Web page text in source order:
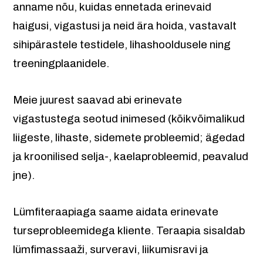
anname nõu, kuidas ennetada erinevaid
haigusi, vigastusi ja neid ära hoida, vastavalt
sihipärastele testidele, lihashooldusele ning
treeningplaanidele.
Meie juurest saavad abi erinevate
vigastustega seotud inimesed (kõikvõimalikud
liigeste, lihaste, sidemete probleemid; ägedad
ja kroonilised selja-, kaelaprobleemid, peavalud
jne).
Lümfiteraapiaga saame aidata erinevate
turseprobleemidega kliente. Teraapia sisaldab
lümfimassaaži, surveravi, liikumisravi ja